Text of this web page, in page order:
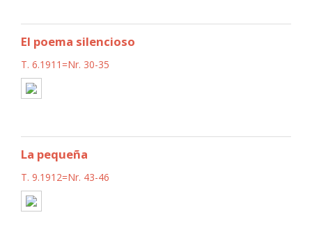
El poema silencioso
T. 6.1911=Nr. 30-35
La pequeña
T. 9.1912=Nr. 43-46